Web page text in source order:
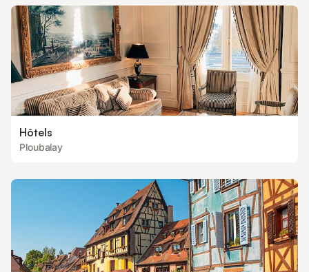
Hôtels
Ploubalay